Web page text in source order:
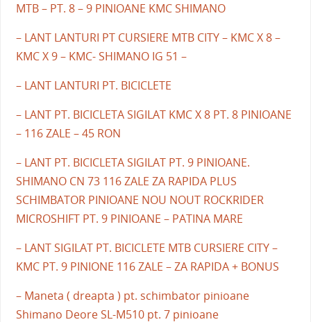
MTB – PT. 8 – 9 PINIOANE KMC SHIMANO
– LANT LANTURI PT CURSIERE MTB CITY – KMC X 8 –
KMC X 9 – KMC- SHIMANO IG 51 –
– LANT LANTURI PT. BICICLETE
– LANT PT. BICICLETA SIGILAT KMC X 8 PT. 8 PINIOANE
– 116 ZALE – 45 RON
– LANT PT. BICICLETA SIGILAT PT. 9 PINIOANE.
SHIMANO CN 73 116 ZALE ZA RAPIDA PLUS
SCHIMBATOR PINIOANE NOU NOUT ROCKRIDER
MICROSHIFT PT. 9 PINIOANE – PATINA MARE
– LANT SIGILAT PT. BICICLETE MTB CURSIERE CITY –
KMC PT. 9 PINIONE 116 ZALE – ZA RAPIDA + BONUS
– Maneta ( dreapta ) pt. schimbator pinioane
Shimano Deore SL-M510 pt. 7 pinioane